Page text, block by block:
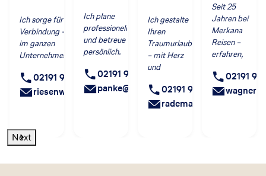
Ich sorge für
Verbindung -
im ganzen
Unternehmen.
02191 9288-508
riesenweber@merkana.de
Ich plane
professionell
und betreue
persönlich.
02191 9288-266
panke@merkana.de
Ich gestalte
Ihren
Traumurlaub
– mit Herz
und
02191 9288-110
Seit 25
Jahren bei
Merkana
Reisen –
erfahren,
für Ihr
gutes
02191
Next